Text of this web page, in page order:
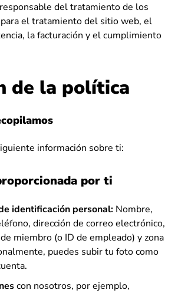
del tratamiento de los
el tratamiento del sitio web, el
la facturación y el cumplimiento
de la política
información sobre ti:
por ti
identificación personal: Nombre,
dirección de correo electrónico,
miembro (o ID de empleado) y zona
puedes subir tu foto como
con nosotros, por ejemplo,